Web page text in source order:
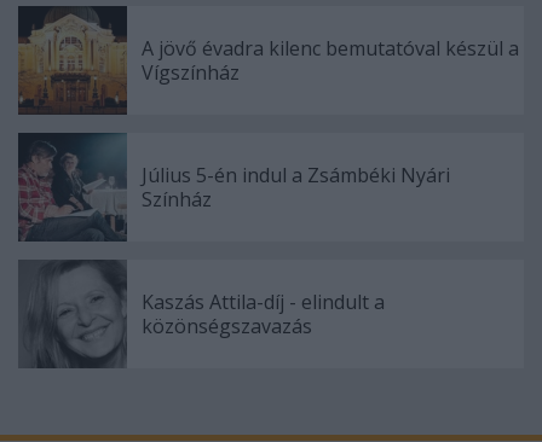
A jövő évadra kilenc bemutatóval készül a
Vígszínház
Július 5-én indul a Zsámbéki Nyári
Színház
Kaszás Attila-díj - elindult a
közönségszavazás